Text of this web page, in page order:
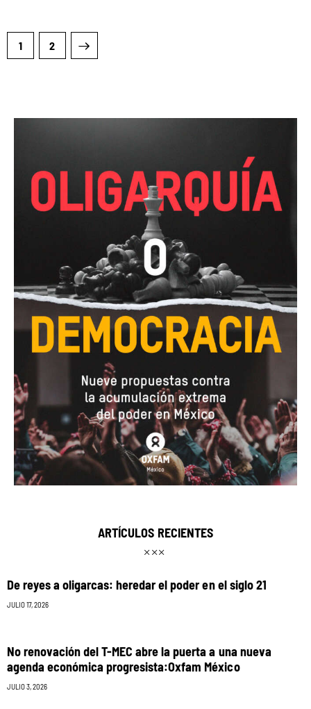
1 2
ARTÍCULOS RECIENTES
De reyes a oligarcas: heredar el poder en el siglo 21
JULIO 17, 2026
No renovación del T-MEC abre la puerta a una nueva
agenda económica progresista:Oxfam México
JULIO 3, 2026